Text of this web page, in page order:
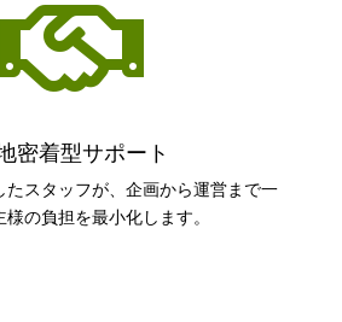

密着型サポート
たスタッフが、企画から運営まで一
の負担を最小化します。